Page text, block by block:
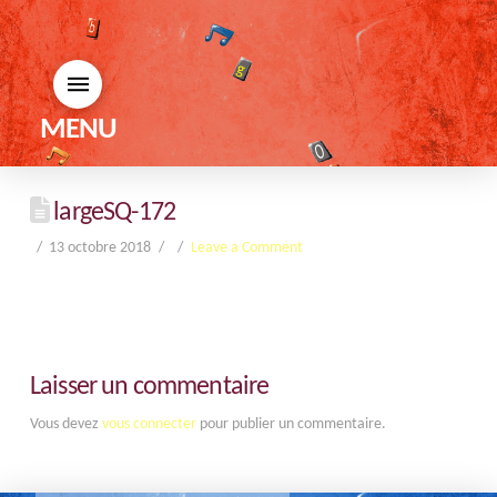
MENU
largeSQ-172
13 octobre 2018 Leave a Comment
Laisser un commentaire
Vous devez vous connecterpour publier un commentaire.